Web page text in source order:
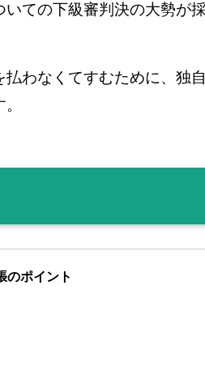
ての下級審判決の大勢
わなくてすむために、独
ポイント